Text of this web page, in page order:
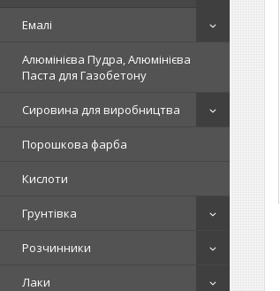
Емалі
Алюмінієва Пудра, Алюмінієва
Паста для Газобетону
Сировина для виробництва
Порошкова фарба
Кислоти
Грунтівка
Розчинники
Лаки